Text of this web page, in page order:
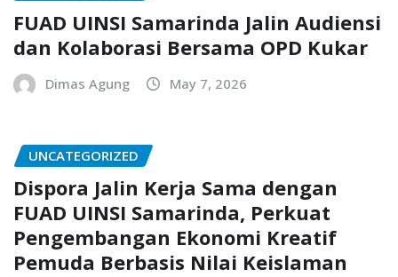
FUAD UINSI Samarinda Jalin Audiensi
dan Kolaborasi Bersama OPD Kukar
Dimas Agung May 7, 2026
UNCATEGORIZED
Dispora Jalin Kerja Sama dengan
FUAD UINSI Samarinda, Perkuat
Pengembangan Ekonomi Kreatif
Pemuda Berbasis Nilai Keislaman